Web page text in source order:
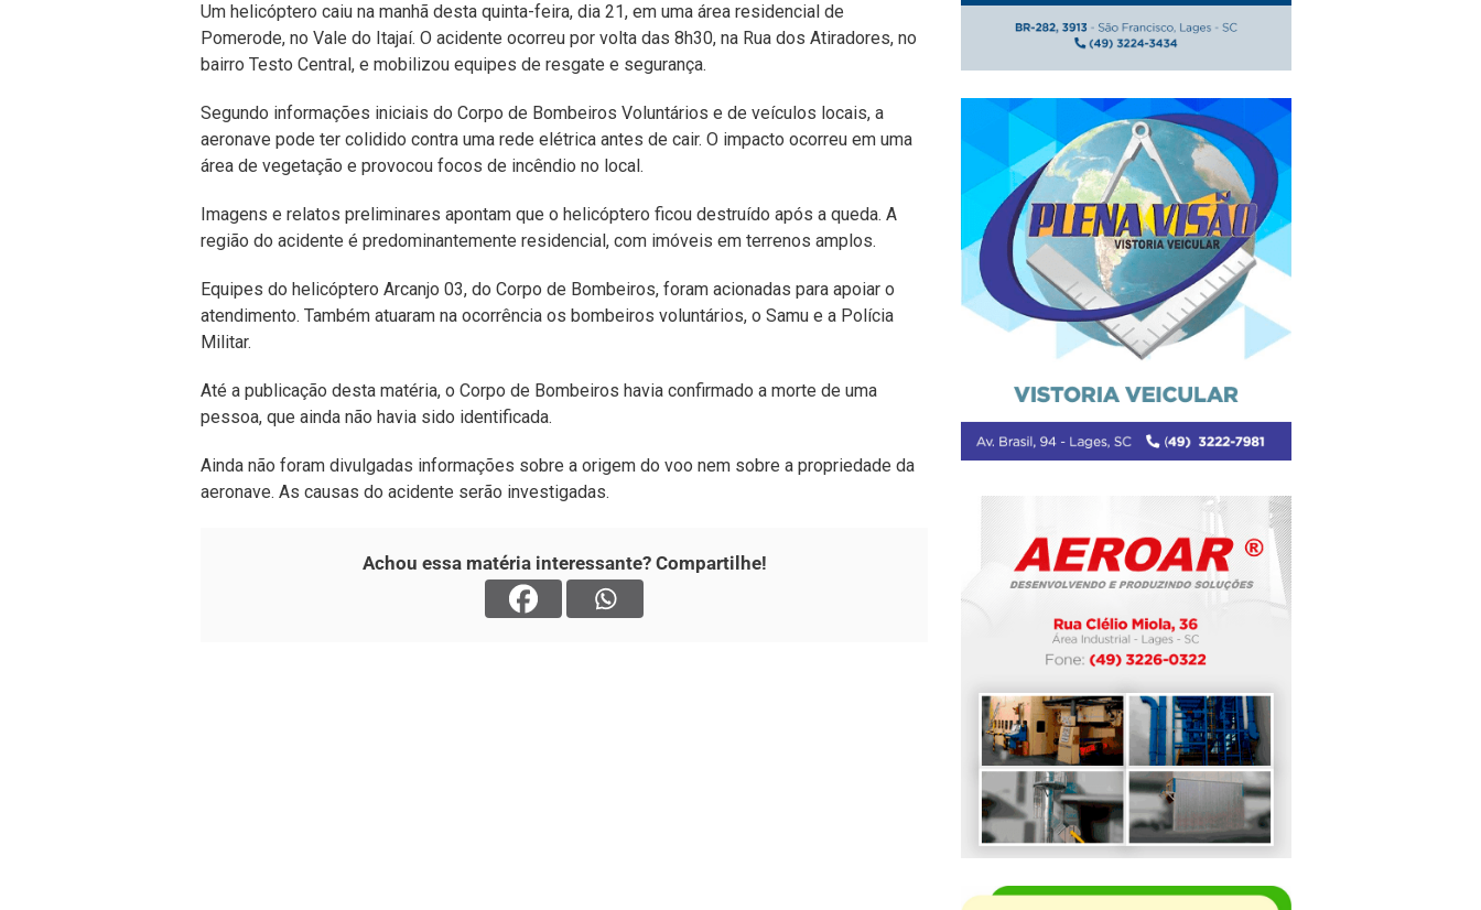
Um helicóptero caiu na manhã desta quinta-feira, dia 21, em uma área residencial de
Pomerode, no Vale do Itajaí. O acidente ocorreu por volta das 8h30, na Rua dos Atiradores, no
bairro Testo Central, e mobilizou equipes de resgate e segurança.
Segundo informações iniciais do Corpo de Bombeiros Voluntários e de veículos locais, a
aeronave pode ter colidido contra uma rede elétrica antes de cair. O impacto ocorreu em uma
área de vegetação e provocou focos de incêndio no local.
Imagens e relatos preliminares apontam que o helicóptero ficou destruído após a queda. A
região do acidente é predominantemente residencial, com imóveis em terrenos amplos.
Equipes do helicóptero Arcanjo 03, do Corpo de Bombeiros, foram acionadas para apoiar o
atendimento. Também atuaram na ocorrência os bombeiros voluntários, o Samu e a Polícia
Militar.
Até a publicação desta matéria, o Corpo de Bombeiros havia confirmado a morte de uma
pessoa, que ainda não havia sido identificada.
Ainda não foram divulgadas informações sobre a origem do voo nem sobre a propriedade da
aeronave. As causas do acidente serão investigadas.
Achou essa matéria interessante? Compartilhe!